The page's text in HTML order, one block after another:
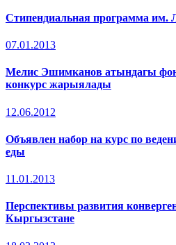
Стипендиальная программа им.
07.01.2013
Мелис Эшимканов атындагы
конкурс жарыялады
12.06.2012
Объявлен набор на курс по
еды
11.01.2013
Перспективы развития
Кыргызстане